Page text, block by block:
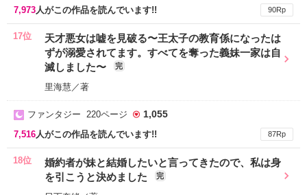
7,973人がこの作品を読んでいます!! 90Rp
17位
天才悪女は嘘を見破る〜王太子の教育係になったは
ずが溺愛されてます。すべてを奪った義妹一家は自
滅しました〜
完
里海慧／著
ファンタジー 220ページ 1,055
7,516人がこの作品を読んでいます!! 87Rp
18位
婚約者が妹と結婚したいと言ってきたので、私は身
を引こうと決めました
完